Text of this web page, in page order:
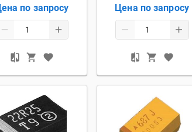
по запросу Цена по запросу